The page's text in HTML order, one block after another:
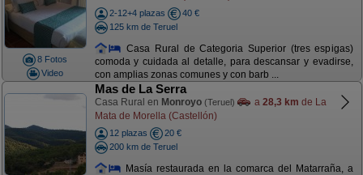
8 Fotos
Video
2-12+4 plazas
40 €
125 km de Teruel
Casa Rural de Categoria Superior (tres espigas)
comoda y cuidada al detalle, para descansar y evadirse,
con amplias zonas comunes y con barb ...
Mas de La Serra
Casa Rural en Monroyo (Teruel) a 28,3 km de La
Mata de Morella (Castellón)
12 plazas
20 €
200 km de Teruel
Masía restaurada en la comarca del Matarraña, a